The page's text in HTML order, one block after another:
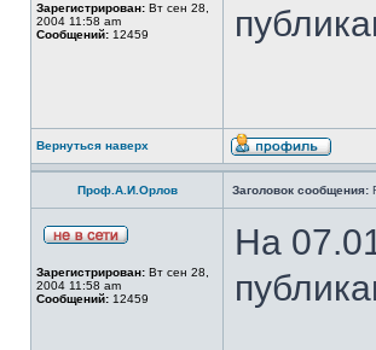
Зарегистрирован: Вт сен 28,
2004 11:58 am
Сообщений: 12459
Вернуться наверх
Проф.А.И.Орлов Заголовок сообщения:
Зарегистрирован: Вт сен 28,
2004 11:58 am
Сообщений: 12459
На